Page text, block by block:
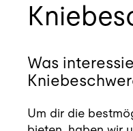
Für Zuweiser
Medizinische
Praxis
Was
Um dir die